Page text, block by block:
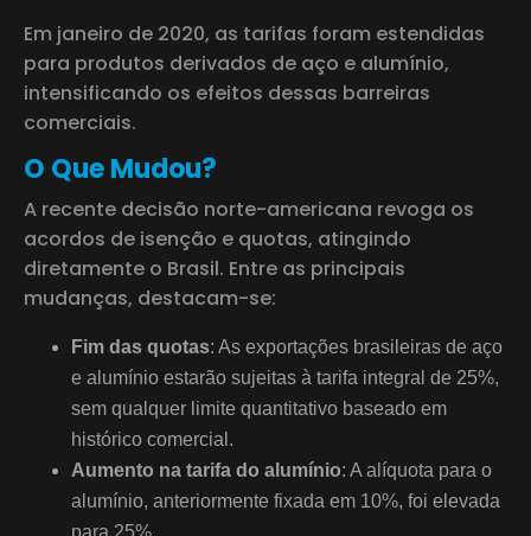
Em janeiro de 2020, as tarifas foram estendidas
para produtos derivados de aço e alumínio,
intensificando os efeitos dessas barreiras
comerciais.
O Que Mudou?
A recente decisão norte-americana revoga os
acordos de isenção e quotas, atingindo
diretamente o Brasil. Entre as principais
mudanças, destacam-se:
Fim das quotas: As exportações brasileiras de aço
e alumínio estarão sujeitas à tarifa integral de 25%,
sem qualquer limite quantitativo baseado em
histórico comercial.
Aumento na tarifa do alumínio: A alíquota para o
alumínio, anteriormente fixada em 10%, foi elevada
para 25%.